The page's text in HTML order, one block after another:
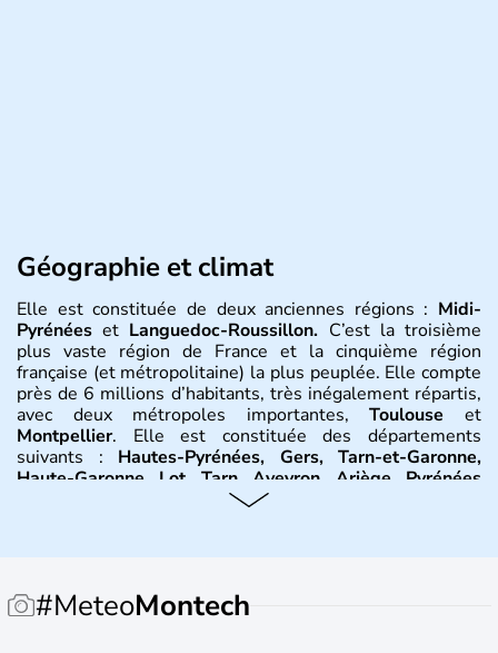
Géographie et climat
Elle est constituée de deux anciennes régions : Midi-
Pyrénées et Languedoc-Roussillon. C’est la troisième
plus vaste région de France et la cinquième région
française (et métropolitaine) la plus peuplée. Elle compte
près de 6 millions d’habitants, très inégalement répartis,
avec deux métropoles importantes,Toulouse et
Montpellier. Elle est constituée des départements
suivants : Hautes-Pyrénées, Gers, Tarn-et-Garonne,
Haute-Garonne, Lot, Tarn, Aveyron, Ariège, Pyrénées
orientales, Aude, Hérault, Gard, Lozère
montagnarde au nord et au sud et océanique à l’ouest.
#MeteoMontech